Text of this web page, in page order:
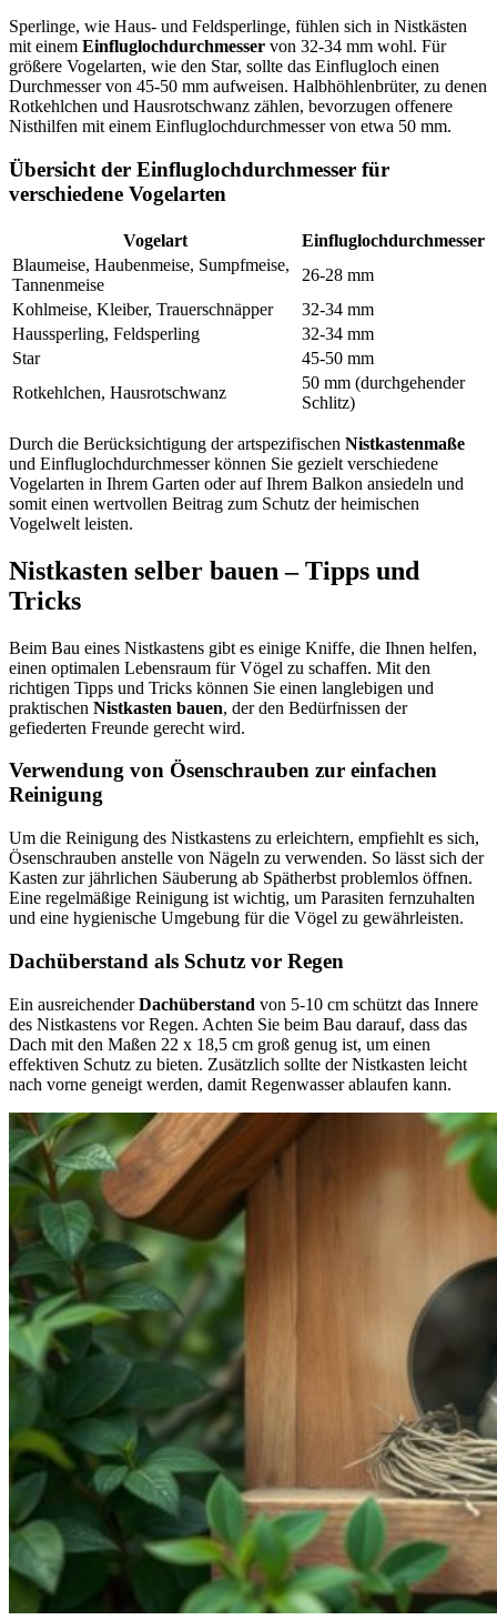
Sperlinge, wie Haus- und Feldsperlinge, fühlen sich in Nistkästen
mit einem Einfluglochdurchmesser von 32-34 mm wohl. Für
größere Vogelarten, wie den Star, sollte das Einflugloch einen
Durchmesser von 45-50 mm aufweisen. Halbhöhlenbrüter, zu denen
Rotkehlchen und Hausrotschwanz zählen, bevorzugen offenere
Nisthilfen mit einem Einfluglochdurchmesser von etwa 50 mm.
Übersicht der Einfluglochdurchmesser für
verschiedene Vogelarten
Vogelart
Einfluglochdurchmesser
Blaumeise, Haubenmeise, Sumpfmeise,
Tannenmeise
26-28 mm
Kohlmeise, Kleiber, Trauerschnäpper
32-34 mm
Haussperling, Feldsperling
32-34 mm
Star
45-50 mm
Rotkehlchen, Hausrotschwanz
50 mm (durchgehender
Schlitz)
Durch die Berücksichtigung der artspezifischen Nistkastenmaße
und Einfluglochdurchmesser können Sie gezielt verschiedene
Vogelarten in Ihrem Garten oder auf Ihrem Balkon ansiedeln und
somit einen wertvollen Beitrag zum Schutz der heimischen
Vogelwelt leisten.
Nistkasten selber bauen – Tipps und
Tricks
Beim Bau eines Nistkastens gibt es einige Kniffe, die Ihnen helfen,
einen optimalen Lebensraum für Vögel zu schaffen. Mit den
richtigen Tipps und Tricks können Sie einen langlebigen und
praktischen Nistkasten bauen, der den Bedürfnissen der
gefiederten Freunde gerecht wird.
Verwendung von Ösenschrauben zur einfachen
Reinigung
Um die Reinigung des Nistkastens zu erleichtern, empfiehlt es sich,
Ösenschrauben anstelle von Nägeln zu verwenden. So lässt sich der
Kasten zur jährlichen Säuberung ab Spätherbst problemlos öffnen.
Eine regelmäßige Reinigung ist wichtig, um Parasiten fernzuhalten
und eine hygienische Umgebung für die Vögel zu gewährleisten.
Dachüberstand als Schutz vor Regen
Ein ausreichenderDachüberstand von 5-10 cm schützt das Innere
des Nistkastens vor Regen. Achten Sie beim Bau darauf, dass das
Dach mit den Maßen 22 x 18,5 cm groß genug ist, um einen
effektiven Schutz zu bieten. Zusätzlich sollte der Nistkasten leicht
nach vorne geneigt werden, damit Regenwasser ablaufen kann.